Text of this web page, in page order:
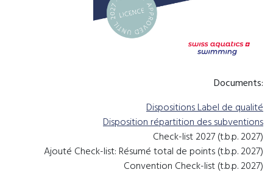
Documents:
Dispositions Label de qualité
Disposition répartition des subventions
Check-list 2027 (t.b.p. 2027)
Ajouté Check-list: Résumé total de points (t.b.p. 2027)
Convention Check-list (t.b.p. 2027)